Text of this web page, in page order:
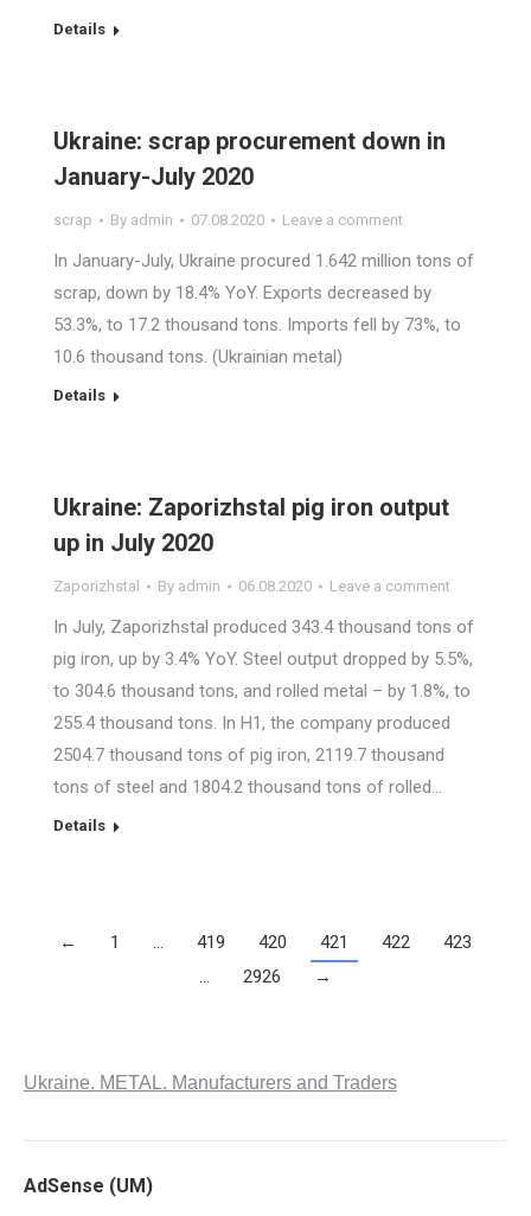
Details
Ukraine: scrap procurement down in
January-July 2020
scrap By admin 07.08.2020 Leave a comment
In January-July, Ukraine procured 1.642 million tons of
scrap, down by 18.4% YoY. Exports decreased by
53.3%, to 17.2 thousand tons. Imports fell by 73%, to
10.6 thousand tons. (Ukrainian metal)
Details
Ukraine: Zaporizhstal pig iron output
up in July 2020
Zaporizhstal By admin 06.08.2020 Leave a comment
In July, Zaporizhstal produced 343.4 thousand tons of
pig iron, up by 3.4% YoY. Steel output dropped by 5.5%,
to 304.6 thousand tons, and rolled metal – by 1.8%, to
255.4 thousand tons. In H1, the company produced
2504.7 thousand tons of pig iron, 2119.7 thousand
tons of steel and 1804.2 thousand tons of rolled…
Details
← 1 … 419 420 421 422
423
…
2926 →
Ukraine. METAL. Manufacturers and Traders
AdSense (UM)